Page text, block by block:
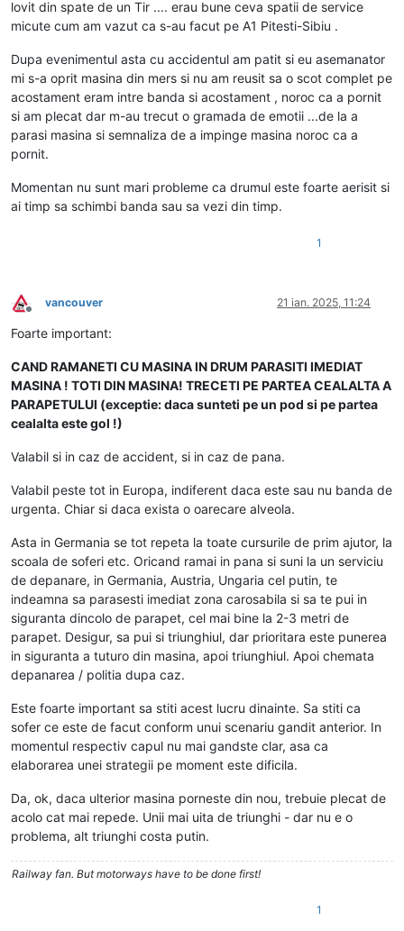
lovit din spate de un Tir .... erau bune ceva spatii de service
micute cum am vazut ca s-au facut pe A1 Pitesti-Sibiu .
Dupa evenimentul asta cu accidentul am patit si eu asemanator
mi s-a oprit masina din mers si nu am reusit sa o scot complet pe
acostament eram intre banda si acostament , noroc ca a pornit
si am plecat dar m-au trecut o gramada de emotii ...de la a
parasi masina si semnaliza de a impinge masina noroc ca a
pornit.
Momentan nu sunt mari probleme ca drumul este foarte aerisit si
ai timp sa schimbi banda sau sa vezi din timp.
1
Deconectat
vancouver 21 ian. 2025, 11:24
Foarte important:
CAND RAMANETI CU MASINA IN DRUM PARASITI IMEDIAT
MASINA ! TOTI DIN MASINA! TRECETI PE PARTEA CEALALTA A
PARAPETULUI (exceptie: daca sunteti pe un pod si pe partea
cealalta este gol !)
Valabil si in caz de accident, si in caz de pana.
Valabil peste tot in Europa, indiferent daca este sau nu banda de
urgenta. Chiar si daca exista o oarecare alveola.
Asta in Germania se tot repeta la toate cursurile de prim ajutor, la
scoala de soferi etc. Oricand ramai in pana si suni la un serviciu
de depanare, in Germania, Austria, Ungaria cel putin, te
indeamna sa parasesti imediat zona carosabila si sa te pui in
siguranta dincolo de parapet, cel mai bine la 2-3 metri de
parapet. Desigur, sa pui si triunghiul, dar prioritara este punerea
in siguranta a tuturo din masina, apoi triunghiul. Apoi chemata
depanarea / politia dupa caz.
Este foarte important sa stiti acest lucru dinainte. Sa stiti ca
sofer ce este de facut conform unui scenariu gandit anterior. In
momentul respectiv capul nu mai gandste clar, asa ca
elaborarea unei strategii pe moment este dificila.
Da, ok, daca ulterior masina porneste din nou, trebuie plecat de
acolo cat mai repede. Unii mai uita de triunghi - dar nu e o
problema, alt triunghi costa putin.
Railway fan. But motorways have to be done first!
1